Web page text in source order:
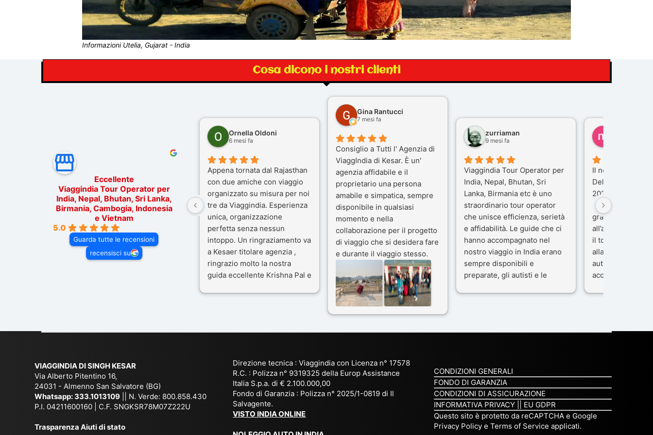
Informazioni Utelia, Gujarat - India
Cosa dicono i nostri clienti
Eccellente
Viaggindia Tour Operator per
India, Nepal, Bhutan, Sri Lanka,
Birmania, Cambogia, Indonesia
e Vietnam
5.0
Guarda tutte le recensioni
recensisci su
Ornella Oldoni
6 mesi fa
Appena tornata dal Rajasthan
con due amiche con viaggio
organizzato su misura per noi
tre da Viaggindia. Esperienza
unica, organizzazione
perfetta senza nessun
intoppo. Un ringraziamento va
a Kesaer titolare agenzia ,
ringrazio molto la nostra
guida eccellente Krishna Pal e
consiglio questa agenzia
Gina Rantucci
7 mesi fa
Consiglio a Tutti l' Agenzia di
ViaggIndia di Kesar. È un'
agenzia affidabile e il
proprietario una persona
amabile e simpatica, sempre
disponibile in qualsiasi
momento e nella
collaborazione per il progetto
di viaggio che si desidera fare
e durante il viaggio stesso.
Siamo stati 3 settimane in
India a novembre 2025, 5
amici e il viaggio alla scoperta
del Rajasthan e Varanasi è
ai servizi dell' Agenzia con
per la scelta degli Hotel.
Kesar il proprietario dell'
prima di partire: molto
zurriaman
9 mesi fa
Viaggindia Tour Operator per
India, Nepal, Bhutan, Sri
Lanka, Birmania etc è uno
straordinario tour operator
che unisce efficienza, serietà
e affidabilità. Le guide che ci
hanno accompagnato nel
nostro viaggio in India erano
sempre disponibili e
preparate, gli autisti e le
livello e di grande
minimi particolari.
Consigliatissimo!
Il nostro viaggio
Delhi e Varanasi
2025), è stata
che porteremo
gran parte del
all’agenzia che
il tour con cura e
alla nostra guida
autista che ci
accompagnati
L’organizzazione
qualcosa di
non è stata solo
compagno e un
VIAGGINDIA DI SINGH KESAR
Via Alberto Pitentino 16,
24031 - Almenno San Salvatore (BG)
Whatsapp: 333.1013109 || N. Verde: 800.858.430
P.I. 04211600160 | C.F. SNGKSR78M07Z222U
Trasparenza Aiuti di stato
Direzione tecnica : Viaggindia con Licenza n° 17578
R.C. : Polizza n° 9319325 della Europ Assistance
Italia S.p.a. di € 2.100.000,00
Fondo di Garanzia : Polizza n° 2025/1-0819 di Il
Salvagente.
VISTO INDIA ONLINE
CONDIZIONI GENERALI
FONDO DI GARANZIA
CONDIZIONI DI ASSICURAZIONE
INFORMATIVA PRIVACY
EU GDPR
Questo sito è protetto da reCAPTCHA e Google
Privacy PolicyeTerms of Service applicati.